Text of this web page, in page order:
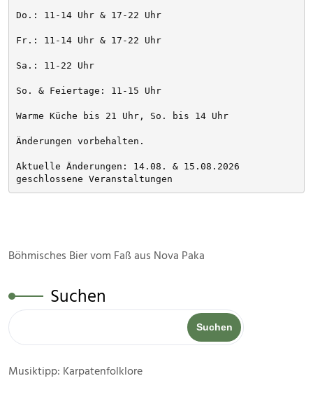
Do.: 11-14 Uhr & 17-22 Uhr
Fr.: 11-14 Uhr & 17-22 Uhr
Sa.: 11-22 Uhr
So. & Feiertage: 11-15 Uhr
Warme Küche bis 21 Uhr, So. bis 14 Uhr
Änderungen vorbehalten.
Aktuelle Änderungen: 14.08. & 15.08.2026
geschlossene Veranstaltungen
Böhmisches Bier vom Faß aus Nova Paka
Suchen
Suchen
Musiktipp: Karpatenfolklore